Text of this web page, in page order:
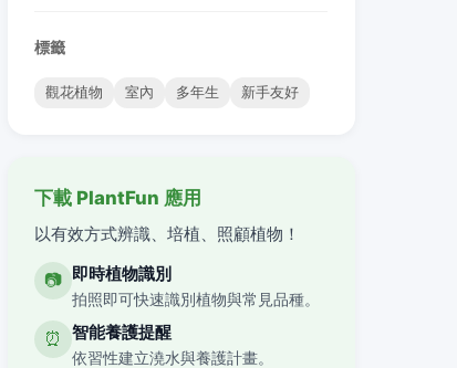
標籤
觀花植物 室內 多年生 新手友好
下載 PlantFun 應用
以有效方式辨識、培植、照顧植物！
📷 即時植物識別
拍照即可快速識別植物與常見品種。
⏰ 智能養護提醒
依習性建立澆水與養護計畫。